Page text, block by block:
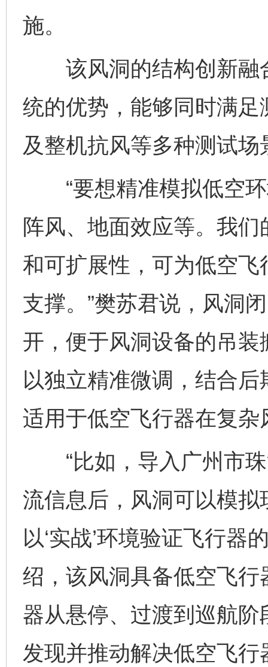
施。
该风洞的结构创新融
统的优势，能够同时满
及整机抗风等多种测试场
“要想精准模拟低空环
阵风、地面效应等。我
和可扩展性，可为低空
支撑。”樊苏君说，风洞
开，便于风洞设备的吊
以独立精准微调，结合
适用于低空飞行器在复
“比如，导入广州市珠
流信息后，风洞可以模
以‘实战’环境验证飞行器
绍，该风洞具备低空飞
器从悬停、过渡到巡航
发现并推动解决低空飞